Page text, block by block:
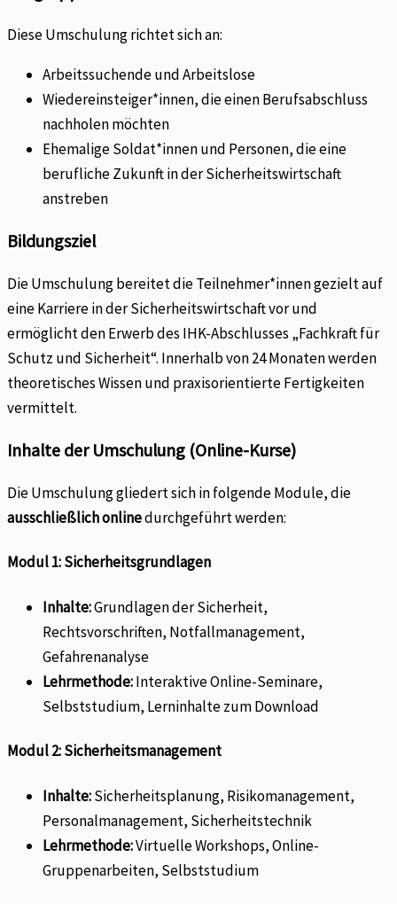
Diese Umschulung richtet sich an:
Arbeitssuchende und Arbeitslose
Wiedereinsteiger*innen, die einen Berufsabschluss
nachholen möchten
Ehemalige Soldat*innen und Personen, die eine
berufliche Zukunft in der Sicherheitswirtschaft
anstreben
Bildungsziel
Die Umschulung bereitet die Teilnehmer*innen gezielt auf
eine Karriere in der Sicherheitswirtschaft vor und
ermöglicht den Erwerb des IHK-Abschlusses „Fachkraft für
Schutz und Sicherheit“. Innerhalb von 24 Monaten werden
theoretisches Wissen und praxisorientierte Fertigkeiten
vermittelt.
Inhalte der Umschulung (Online-Kurse)
Die Umschulung gliedert sich in folgende Module, die
ausschließlich onlinedurchgeführt werden:
Modul 1: Sicherheitsgrundlagen
Inhalte:Grundlagen der Sicherheit,
Rechtsvorschriften, Notfallmanagement,
Gefahrenanalyse
Lehrmethode:Interaktive Online-Seminare,
Selbststudium, Lerninhalte zum Download
Modul 2: Sicherheitsmanagement
Inhalte:Sicherheitsplanung, Risikomanagement,
Personalmanagement, Sicherheitstechnik
Lehrmethode:Virtuelle Workshops, Online-
Gruppenarbeiten, Selbststudium